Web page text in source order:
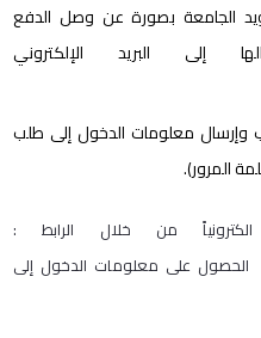
الجامعة بصورة عن وصل الدفع
إلى البريد الإلكتروني
وإرسال معلومات الدخول إلى طلب
المرور).
على معلومات الدخول إلى